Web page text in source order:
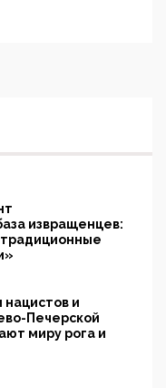
извращенцев:
и
Печерской
миру рога и